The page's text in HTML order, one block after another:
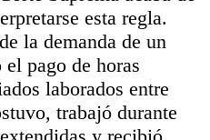
esta regla.
la demanda de un
pago de horas
laborados entre
trabajó durante